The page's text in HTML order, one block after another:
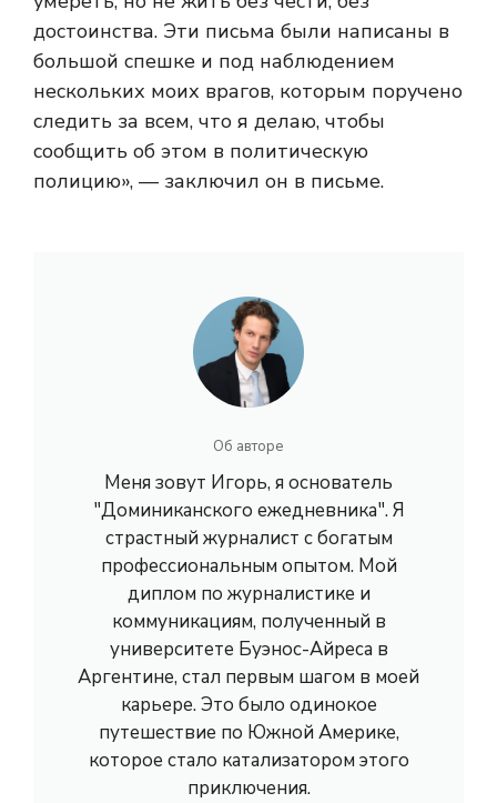
достоинства. Эти письма были написаны в
большой спешке и под наблюдением
нескольких моих врагов, которым поручено
следить за всем, что я делаю, чтобы
сообщить об этом в политическую
полицию», — заключил он в письме.
Об авторе
Меня зовут Игорь, я основатель
"Доминиканского ежедневника". Я
страстный журналист с богатым
профессиональным опытом. Мой
диплом по журналистике и
коммуникациям, полученный в
университете Буэнос-Айреса в
Аргентине, стал первым шагом в моей
карьере. Это было одинокое
путешествие по Южной Америке,
которое стало катализатором этого
приключения.